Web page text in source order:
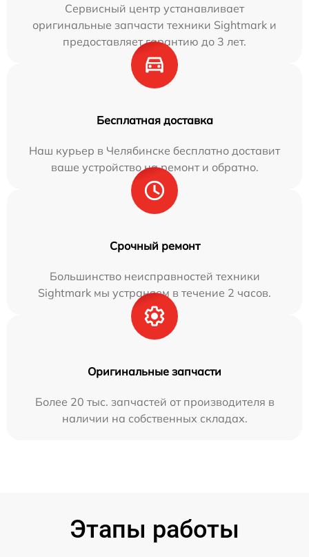
Сервисный центр устанавливает
оригинальные запчасти техники Sightmark и
предоставляет гарантию до 3 лет.
Бесплатная доставка
Наш курьер в Челябинске бесплатно доставит
ваше устройство на ремонт и обратно.
Срочный ремонт
Большинство неисправностей техники
Sightmark мы устраняем в течение 2 часов.
Оригинальные запчасти
Более 20 тыс. запчастей от производителя в
наличии на собственных складах.
Этапы работы